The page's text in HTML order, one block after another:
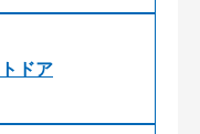
ドア